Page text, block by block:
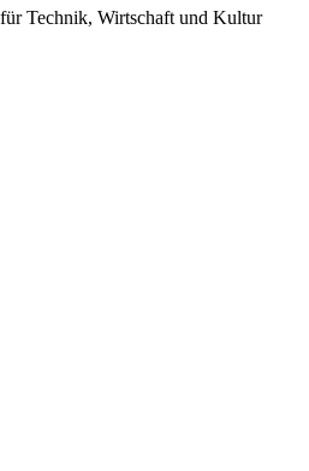
Technik, Wirtschaft und Kultur